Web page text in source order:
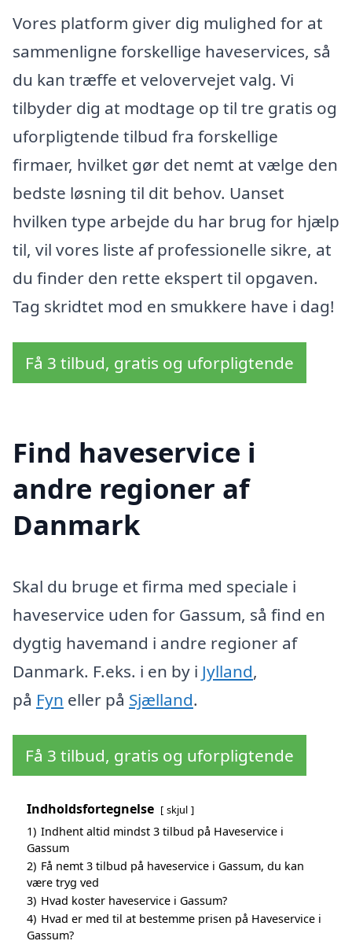
Vores platform giver dig mulighed for at
sammenligne forskellige haveservices, så
du kan træffe et velovervejet valg. Vi
tilbyder dig at modtage op til tre gratis og
uforpligtende tilbud fra forskellige
firmaer, hvilket gør det nemt at vælge den
bedste løsning til dit behov. Uanset
hvilken type arbejde du har brug for hjælp
til, vil vores liste af professionelle sikre, at
du finder den rette ekspert til opgaven.
Tag skridtet mod en smukkere have i dag!
Få 3 tilbud, gratis og uforpligtende
Find haveservice i
andre regioner af
Danmark
Skal du bruge et firma med speciale i
haveservice uden for Gassum, så find en
dygtig havemand i andre regioner af
Danmark. F.eks. i en by i Jylland,
på Fyn eller på Sjælland.
Få 3 tilbud, gratis og uforpligtende
Indholdsfortegnelse skjul
1) Indhent altid mindst 3 tilbud på Haveservice i
Gassum
2) Få nemt 3 tilbud på haveservice i Gassum, du kan
være tryg ved
3) Hvad koster haveservice i Gassum?
4) Hvad er med til at bestemme prisen på Haveservice i
Gassum?